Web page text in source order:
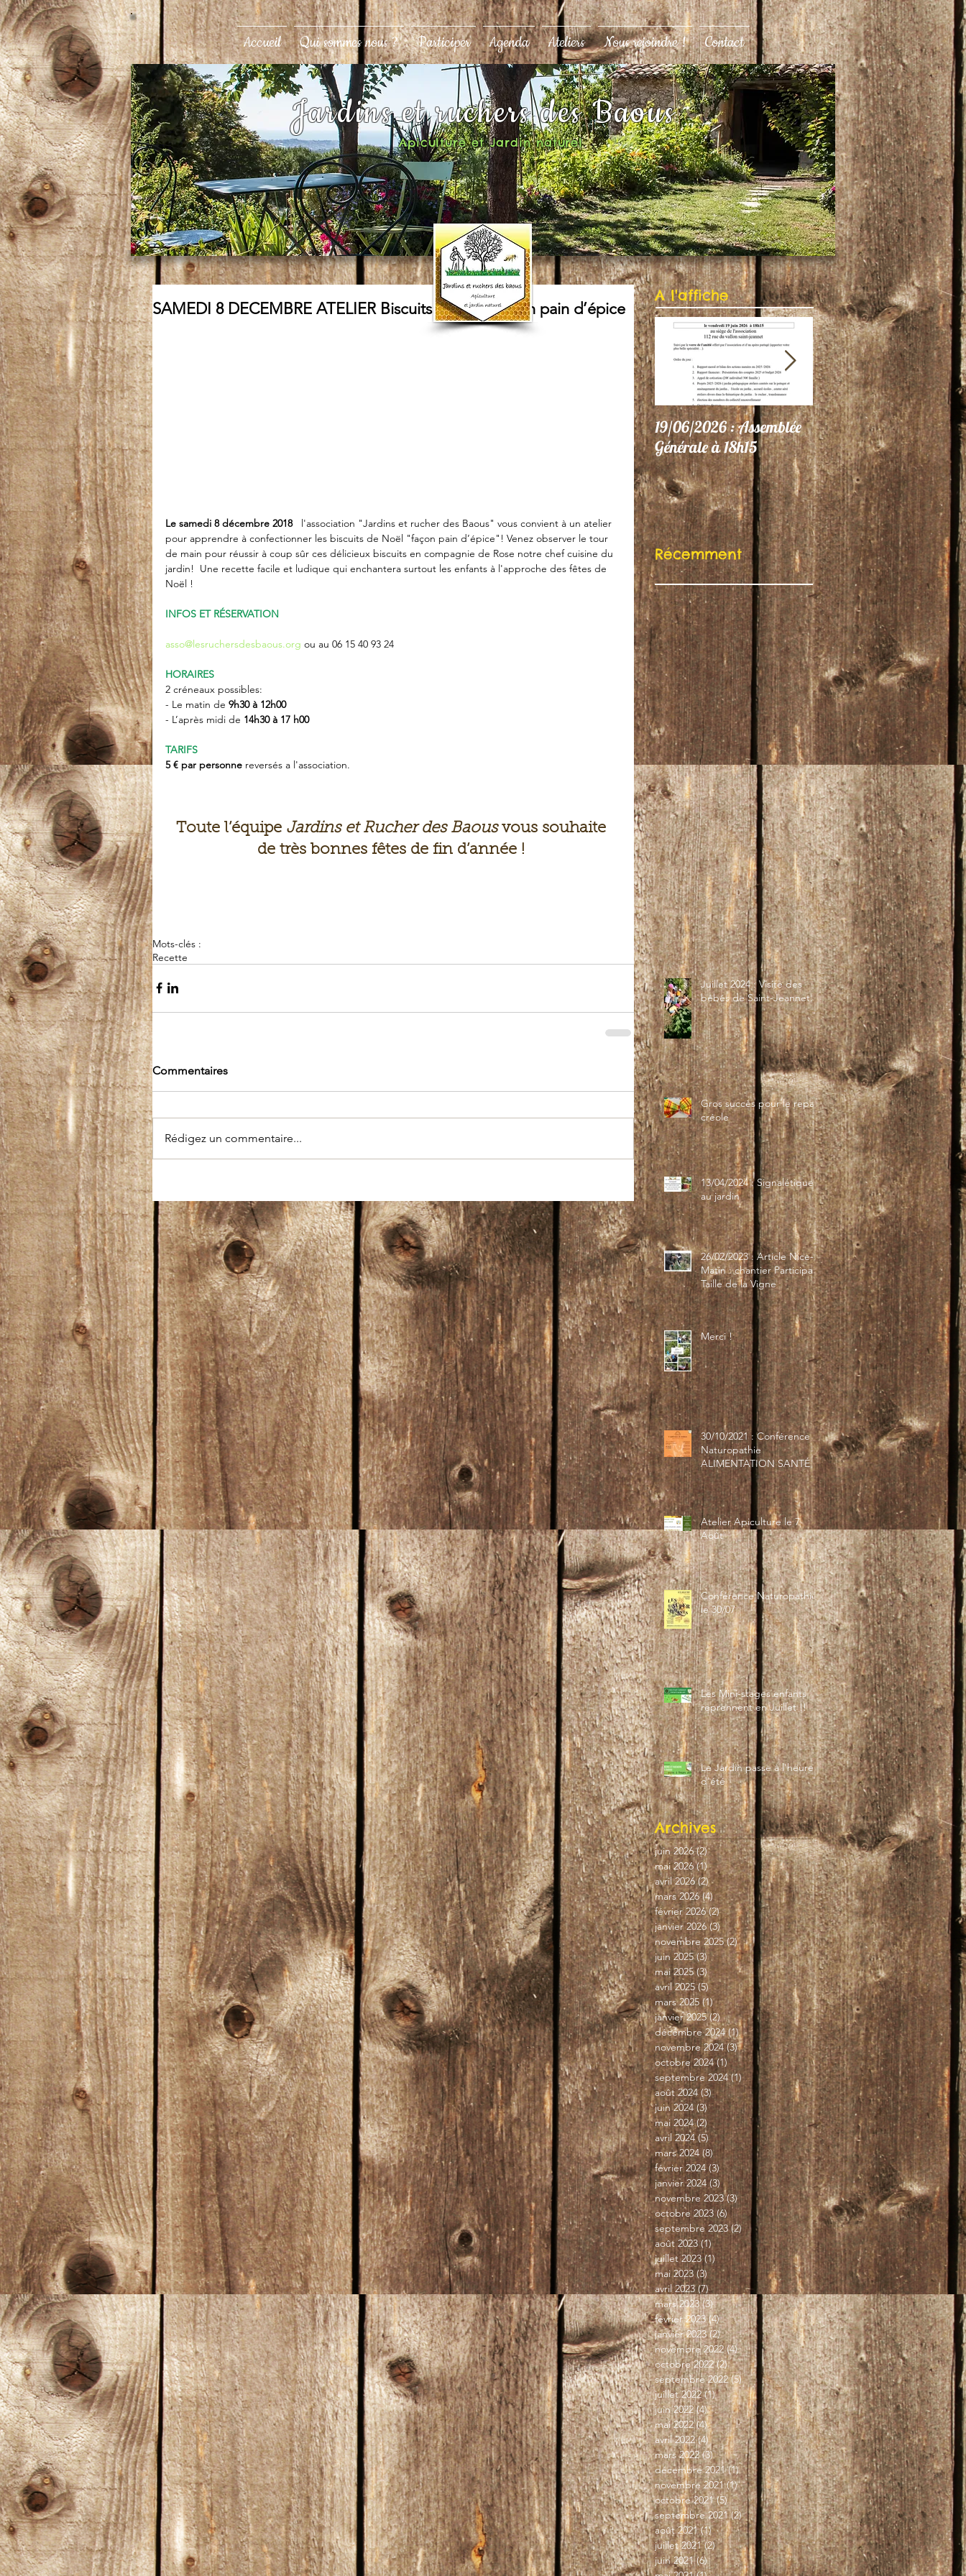
SAMEDI 8 DECEMBRE ATELIER Biscuits de Noël façon pain d’épice
Le samedi 8 décembre 2018
   l'association "Jardins et rucher des Baous" vous convient à un atelier
pour apprendre à confectionner les biscuits de Noël "façon pain d’épice"! Venez observer le tour
de main pour réussir à coup sûr ces délicieux biscuits en compagnie de Rose notre chef cuisine du
jardin!  Une recette facile et ludique qui enchantera surtout les enfants à l'approche des fêtes de
Noël !
INFOS ET RÉSERVATION
asso@lesruchersdesbaous.org ou au 06 15 40 93 24
HORAIRES
2 créneaux possibles:
- Le matin de 9h30 à 12h00
- L’après midi de 14h30 à 17 h00
TARIFS
5 € par personne reversés a l'association.
Toute l’équipe Jardins et Rucher des Baous vous souhaite
de très bonnes fêtes de fin d’année !
Mots-clés :
Recette
Commentaires
Rédigez un commentaire...
A l'affiche
19/06/2026 : Assemblée
Générale à 18h15
06/06/26 : Le Jardin
participe au Festival
"Autres Regards"
Récemment
Juillet 2024 : Visite des
bébés de Saint-Jeannet...
Gros succès pour le repas
créole
13/04/2024 : Signalétique
au jardin
26/02/2023 : Article Nice-
Matin : chantier Participatif
Taille de la Vigne
Merci !
30/10/2021 : Conférence
Naturopathie
ALIMENTATION SANTÉ
Atelier Apiculture le 7
Août
Conférence Naturopathie
le 30/07
Les Mini-stages enfants
reprennent en Juillet !!
Le Jardin passe à l'heure
d'été
Archives
juin 2026 (2)2 posts
mai 2026 (1)1 post
avril 2026 (2)2 posts
mars 2026 (4)4 posts
février 2026 (2)2 posts
janvier 2026 (3)3 posts
novembre 2025 (2)2 posts
juin 2025 (3)3 posts
mai 2025 (3)3 posts
avril 2025 (5)5 posts
mars 2025 (1)1 post
janvier 2025 (2)2 posts
décembre 2024 (1)1 post
novembre 2024 (3)3 posts
octobre 2024 (1)1 post
septembre 2024 (1)1 post
août 2024 (3)3 posts
juin 2024 (3)3 posts
mai 2024 (2)2 posts
avril 2024 (5)5 posts
mars 2024 (8)8 posts
février 2024 (3)3 posts
janvier 2024 (3)3 posts
novembre 2023 (3)3 posts
octobre 2023 (6)6 posts
septembre 2023 (2)2 posts
août 2023 (1)1 post
juillet 2023 (1)1 post
mai 2023 (3) 3 posts
avril 2023 (7)7 posts
mars 2023 (3)3 posts
février 2023 (4)4 posts
janvier 2023 (2)2 posts
novembre 2022 (4)4 posts
octobre 2022 (2)2 posts
septembre 2022 (5)5 posts
juillet 2022 (1)1 post
juin 2022 (4)4 posts
mai 2022 (4)4 posts
avril 2022 (4)4 posts
mars 2022 (3)3 posts
décembre 2021 (1)1 post
novembre 2021 (1)1 post
octobre 2021 (5)5 posts
septembre 2021 (2)2 posts
août 2021 (1)1 post
juillet 2021 (2)2 posts
juin 2021 (6)6 posts
Accueil Qui sommes nous ? Participer Agenda Ateliers Nous rejoindre ! Contact
Jardins et ruchers des Baous
Apiculture et Jardin naturel